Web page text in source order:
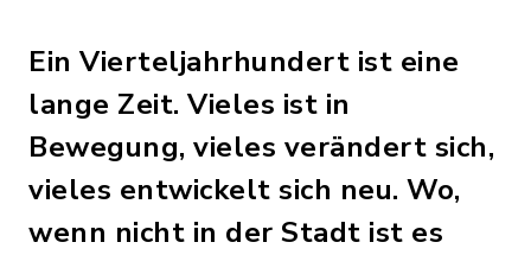
Ein Vierteljahrhundert ist eine
lange Zeit. Vieles ist in
Bewegung, vieles verändert sich,
vieles entwickelt sich neu. Wo,
wenn nicht in der Stadt ist es